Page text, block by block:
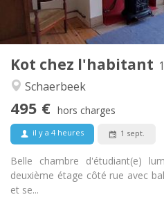
Kot chez l'habitant
Schaerbeek
495 € hors charges
il y a 4 heures 1 sept.
Belle chambre d'étudiant(e)
deuxième étage côté rue avec
et se...